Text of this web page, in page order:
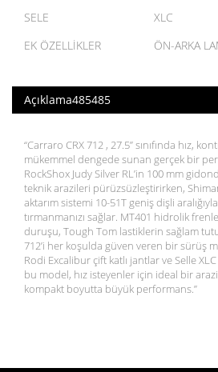
SELE
XLC
EK ÖZELLİKLER
ÖN-ARKA
Açıklama485485
“Carraro CRX 712 , 27.5” sınıfında hız,
mükemmel dengede sunan gerçek bir
RockShox Judy Silver RL’in 100 mm
teknik arazileri pürüzsüzleştirirken,
aktarım sistemi 10-51T geniş dişli
tırmanmanızı sağlar. MT401 hidrolik
duruşu, Tough Tom lastiklerin sağlam
712’i her koşulda güven veren bir sürüş
Rodi Excalibur çift katlı jantlar ve Selle
bu model, hız isteyenler için ideal bir arazi
kompakt boyutta büyük performans.”